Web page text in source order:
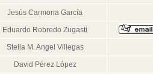
Jesús Carmona García
Eduardo Robredo Zugasti
Stella M. Angel Villegas
David Pérez López